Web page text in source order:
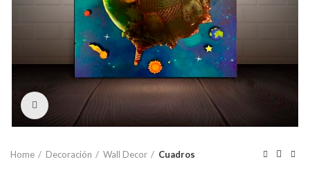
Click para agrandar
Home Decoración Wall Decor Cuadros